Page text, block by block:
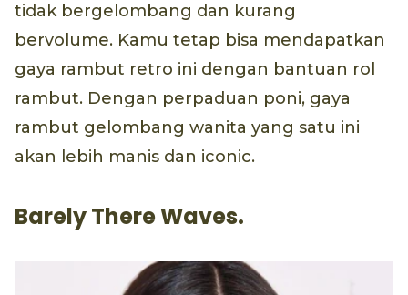
tidak bergelombang dan kurang
bervolume. Kamu tetap bisa mendapatkan
gaya rambut retro ini dengan bantuan rol
rambut. Dengan perpaduan poni, gaya
rambut gelombang wanita yang satu ini
akan lebih manis dan iconic.
Barely There Waves.